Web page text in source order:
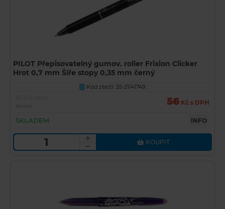
PILOT Přepisovatelný gumov. roller Frixion Clicker
Hrot 0,7 mm Šíře stopy 0,35 mm černý
U
Kód zboží: 55-21/41749
56 Kč s DPH
SKLADEM INFO
KOUPIT